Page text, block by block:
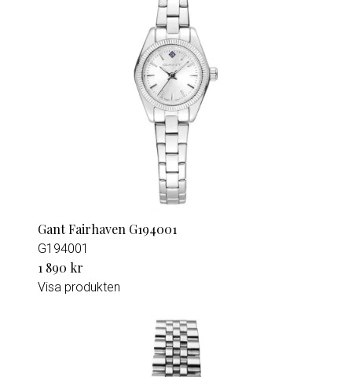
Gant Fairhaven G194001
G194001
1 890 kr
Visa produkten